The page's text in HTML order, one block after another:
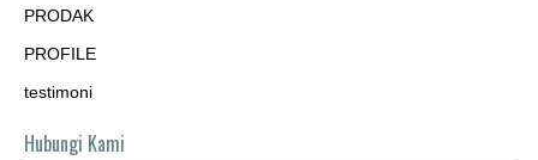
PRODAK
PROFILE
testimoni
Hubungi Kami